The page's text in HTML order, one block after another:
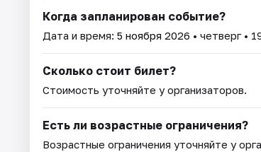
Когда запланирован событие?
Дата и время: 5 ноября 2026 • четверг •
Сколько стоит билет?
Стоимость уточняйте у организаторов.
Есть ли возрастные ограничения?
Возрастные ограничения уточняйте у